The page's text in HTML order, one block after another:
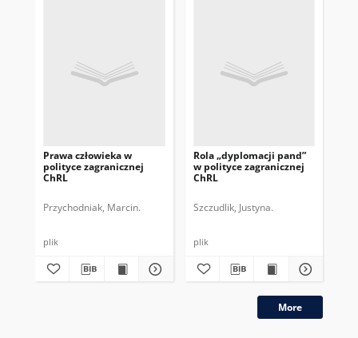
Prawa człowieka w
polityce zagranicznej
ChRL
Przychodniak, Marcin.
plik
Rola „dyplomacji pand”
w polityce zagranicznej
ChRL
Szczudlik, Justyna.
plik
More